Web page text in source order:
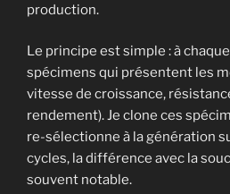
production.
Le principe est simple : à
spécimens qui présentent les
vitesse de croissance,
rendement). Je clone ces
re-sélectionne à la génération
cycles, la différence avec la
souvent notable.